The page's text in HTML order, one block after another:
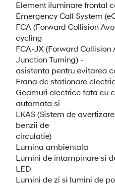
Element iluminare frontal
Emergency Call System
FCA (Forward Collision
cycling
FCA-JX (Forward
Junction Turning) -
asistenta pentru evitarea
Frana de stationare
Geamuri electrice fata cu
automata si
LKAS (Sistem de
benzii de
circulatie)
Lumina ambientala
Lumini de intampinare si
LED
Lumini de zi si lumini de